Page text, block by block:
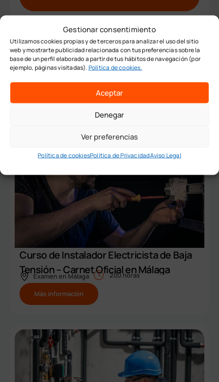
Gestionar consentimiento
Utilizamos cookies propias y de terceros para analizar el uso del sitio
web y mostrarte publicidad relacionada con tus preferencias sobre la
base de un perfil elaborado a partir de tus hábitos de navegación (por
ejemplo, páginas visitadas).Política de cookies.
Aceptar
Denegar
Ver preferencias
Política de cookiesPolítica de PrivacidadAviso Legal
t
n
t
Otros cursos destacados
Curso de Instalador Electricista de Baja
Tensión – Carnet Oficial en Málaga
Examen enMálaga 200 horas
Más información